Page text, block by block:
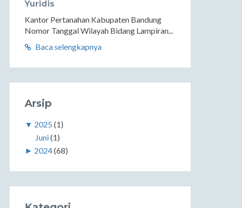
Yuridis
Kantor Pertanahan Kabupaten Bandung
Nomor Tanggal Wilayah Bidang Lampiran...
Baca selengkapnya
Arsip
▼ 2025 (1)
Juni(1)
► 2024(68)